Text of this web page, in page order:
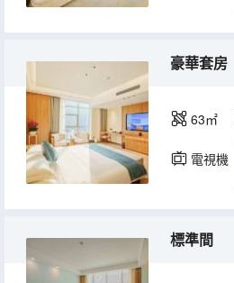
豪華套房
63㎡
電視機
標準間